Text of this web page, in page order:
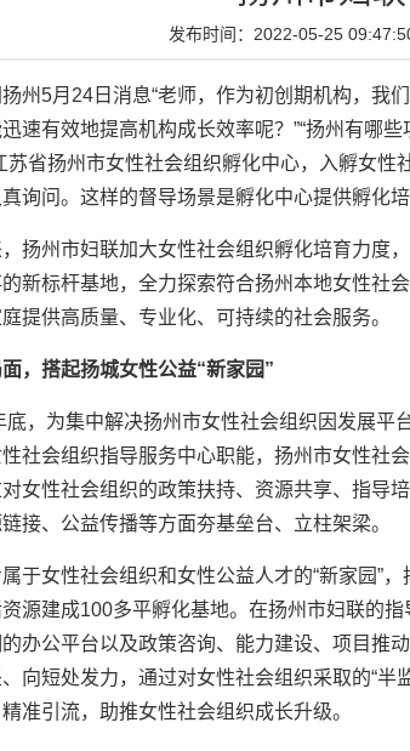
发布时间：2022-05-25
州5月24日消息“老师，作为初创期机构，我
速有效地提高机构成长效率呢？”“扬州有哪
苏省扬州市女性社会组织孵化中心，入孵女
询问。这样的督导场景是孵化中心提供孵化
扬州市妇联加大女性社会组织孵化培育力度
新标杆基地，全力探索符合扬州本地女性社
提供高质量、专业化、可持续的社会服务。
面，搭起扬城女性公益“新家园”
底，为集中解决扬州市女性社会组织因发展平
社会组织指导服务中心职能，扬州市女性社
女性社会组织的政策扶持、资源共享、指导
接、公益传播等方面夯基垒台、立柱架梁。
于女性社会组织和女性公益人才的“新家园”
源建成100多平孵化基地。在扬州市妇联的
办公平台以及政策咨询、能力建设、项目推
向短处发力，通过对女性社会组织采取的“
准引流，助推女性社会组织成长升级。